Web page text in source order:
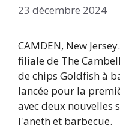
23 décembre 2024
CAMDEN, New
filiale de The
de chips Goldfish à
lancée pour la
avec deux nouvelles
l'aneth et barbecue.